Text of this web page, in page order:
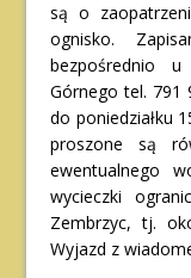
są o
ognisko.
bezpośrednio
Górnego tel. 791
do poniedziałku
proszone są
ewentualnego
wycieczki
Zembrzyc, tj.
Wyjazd z